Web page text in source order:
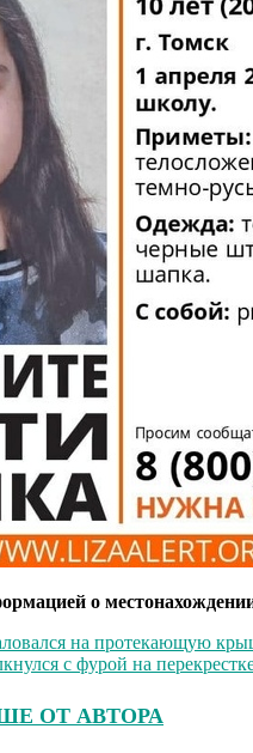
о
на протекающую
с фурой на
ОТ АВТОРА